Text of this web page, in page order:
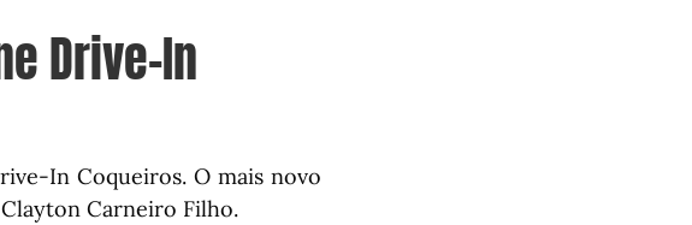
Drive-In
In Coqueiros. O mais novo
Carneiro Filho.